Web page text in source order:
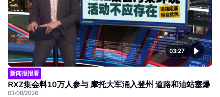
03:27
新闻报报看
RXZ集会料10万人参与 摩托大军涌入登州 道路和油站塞爆
01/08/2026